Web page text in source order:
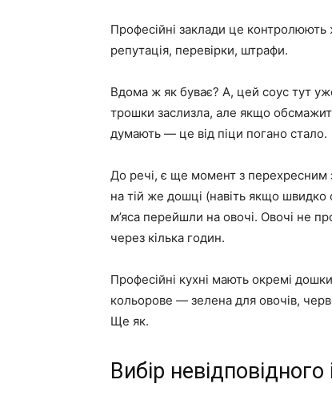
Професійні заклади це
репутація, перевірки, штрафи.
Вдома ж як буває? А, цей соус тут
трошки заслизла, але якщо
думають — це від піци погано стало.
До речі, є ще момент з перехресним
на тій же дошці (навіть якщо швидко
м’яса перейшли на овочі. Овочі не
через кілька годин.
Професійні кухні мають окремі
кольорове — зелена для овочів,
Ще як.
Вибір